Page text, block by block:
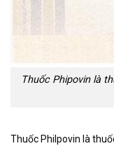
Thuốc Phipovin là
Thuốc Philpovin là